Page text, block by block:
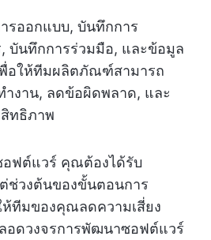
รออกแบบ, บันทึกการ
, บันทึกการร่วมมือ, และข้อมูล
อให้ทีมผลิตภัณฑ์สามารถ
ำงาน, ลดข้อผิดพลาด, และ
ทธิภาพ
ฟต์แวร์ คุณต้องได้รับ
ช่วงต้นของขั้นตอนการ
ห้ทีมของคุณลดความเสี่ยง
อดวงจรการพัฒนาซอฟต์แวร์